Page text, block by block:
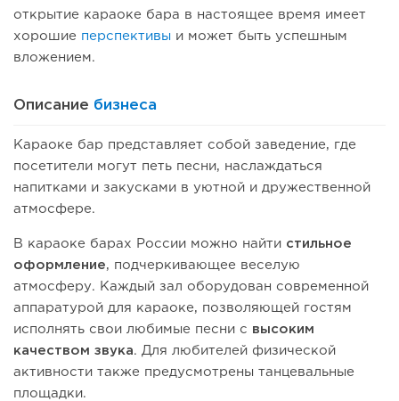
открытие караоке бара в настоящее время имеет
хорошие перспективы и может быть успешным
вложением.
Описание бизнеса
Караоке бар представляет собой заведение, где
посетители могут петь песни, наслаждаться
напитками и закусками в уютной и дружественной
атмосфере.
В караоке барах России можно найти стильное
оформление, подчеркивающее веселую
атмосферу. Каждый зал оборудован современной
аппаратурой для караоке, позволяющей гостям
исполнять свои любимые песни с высоким
качеством звука. Для любителей физической
активности также предусмотрены танцевальные
площадки.